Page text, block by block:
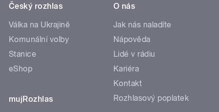
Český rozhlas
Válka na Ukrajině
Komunální volby
Stanice
eShop
mujRozhlas
O nás
Jak nás naladíte
Nápověda
Lidé v rádiu
Kariéra
Kontakt
Rozhlasový poplatek